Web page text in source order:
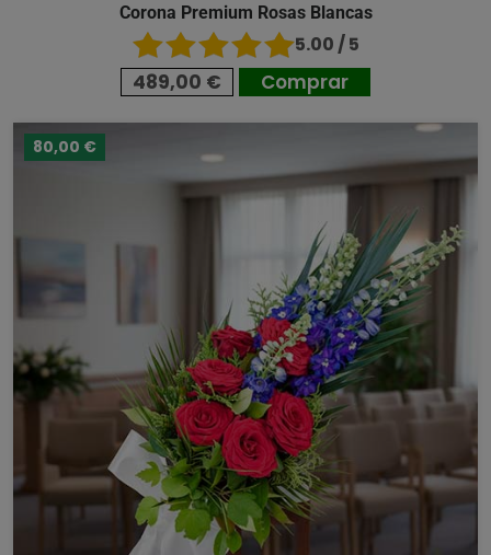
Corona Premium Rosas Blancas
5.00 / 5
489,00 € Comprar
80,00 €